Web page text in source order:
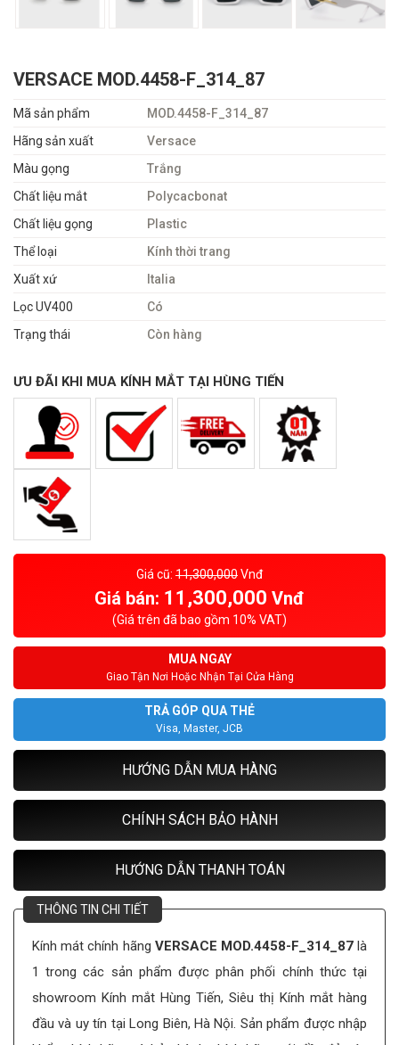
VERSACE MOD.4458-F_314_87
Mã sản phẩm
MOD.4458-F_314_87
Hãng sản xuất
Versace
Màu gọng
Trắng
Chất liệu mắt
Polycacbonat
Chất liệu gọng
Plastic
Thể loại
Kính thời trang
Xuất xứ
Italia
Lọc UV400
Có
Trạng thái
Còn hàng
ƯU ĐÃI KHI MUA KÍNH MẮT TẠI HÙNG TIẾN
Giá cũ: 11,300,000Vnđ
Giá bán: 11,300,000 Vnđ
(Giá trên đã bao gồm 10% VAT)
MUA NGAY
Giao Tận Nơi Hoặc Nhận Tại Cửa Hàng
TRẢ GÓP QUA THẺ
Visa, Master, JCB
HƯỚNG DẪN MUA HÀNG
CHÍNH SÁCH BẢO HÀNH
HƯỚNG DẪN THANH TOÁN
THÔNG TIN CHI TIẾT
Kính mát chính hãng VERSACE MOD.4458-F_314_87 là
1 trong các sản phẩm được phân phối chính thức tại
showroom Kính mắt Hùng Tiến, Siêu thị Kính mắt hàng
đầu và uy tín tại Long Biên, Hà Nội. Sản phẩm được nhập